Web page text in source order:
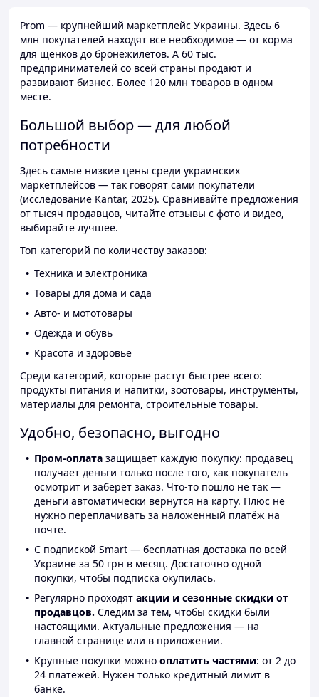
Prom — крупнейший маркетплейс Украины. Здесь 6
млн покупателей находят всё необходимое — от корма
для щенков до бронежилетов. А 60 тыс.
предпринимателей со всей страны продают и
развивают бизнес. Более 120 млн товаров в одном
месте.
Большой выбор — для любой
потребности
Здесь самые низкие цены среди украинских
маркетплейсов — так говорят сами покупатели
(исследование Kantar, 2025). Сравнивайте предложения
от тысяч продавцов, читайте отзывы с фото и видео,
выбирайте лучшее.
Топ категорий по количеству заказов:
Техника и электроника
Товары для дома и сада
Авто- и мототовары
Одежда и обувь
Красота и здоровье
Среди категорий, которые растут быстрее всего:
продукты питания и напитки, зоотовары, инструменты,
материалы для ремонта, строительные товары.
Удобно, безопасно, выгодно
Пром-оплата защищает каждую покупку: продавец
получает деньги только после того, как покупатель
осмотрит и заберёт заказ. Что-то пошло не так —
деньги автоматически вернутся на карту. Плюс не
нужно переплачивать за наложенный платёж на
почте.
С подпиской Smart — бесплатная доставка по всей
Украине за 50 грн в месяц. Достаточно одной
покупки, чтобы подписка окупилась.
Регулярно проходят акции и сезонные скидки от
продавцов. Следим за тем, чтобы скидки были
настоящими. Актуальные предложения — на
главной странице или в приложении.
Крупные покупки можно оплатить частями: от 2 до
24 платежей. Нужен только кредитный лимит в
банке.